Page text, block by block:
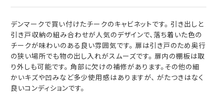
デンマークで買い付けたチークのキャビネットです。 引き出しと
引き戸収納の組み合わせが人気のデザインで、落ち着いた色の
チークが味わいのある良い雰囲気です。 扉は引き戸のため奥行
の狭い場所でも物の出し入れがスムーズです。 扉内の棚板は取
り外しも可能です。 角部に欠けの補修があります。その他の細
かいキズや凹みなど多少使用感はありますが、 がたつきはなく
良いコンディションです。